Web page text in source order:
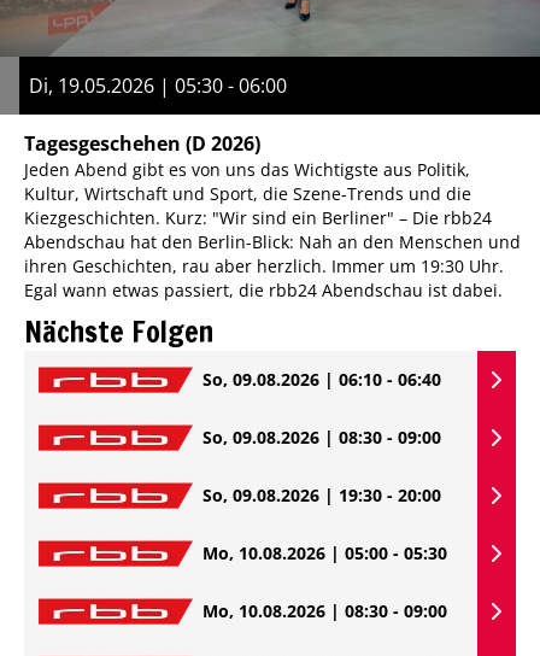
Di, 19.05.2026 | 05:30 - 06:00
Tagesgeschehen (D 2026)
Jeden Abend gibt es von uns das Wichtigste aus Politik,
Kultur, Wirtschaft und Sport, die Szene-Trends und die
Kiezgeschichten. Kurz: "Wir sind ein Berliner" – Die rbb24
Abendschau hat den Berlin-Blick: Nah an den Menschen und
ihren Geschichten, rau aber herzlich. Immer um 19:30 Uhr.
Egal wann etwas passiert, die rbb24 Abendschau ist dabei.
Nächste Folgen
So, 09.08.2026 | 06:10 - 06:40
So, 09.08.2026 | 08:30 - 09:00
So, 09.08.2026 | 19:30 - 20:00
Mo, 10.08.2026 | 05:00 - 05:30
Mo, 10.08.2026 | 08:30 - 09:00